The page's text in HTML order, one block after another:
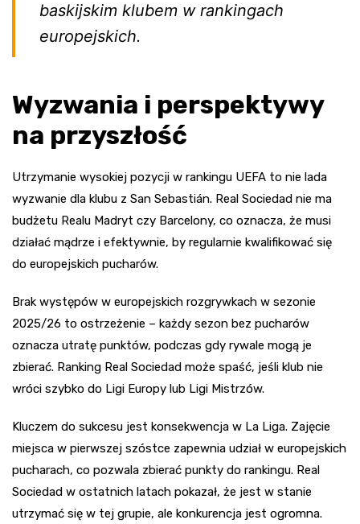
baskijskim klubem w rankingach
europejskich.
Wyzwania i perspektywy
na przyszłość
Utrzymanie wysokiej pozycji w rankingu UEFA to nie lada
wyzwanie dla klubu z San Sebastián. Real Sociedad nie ma
budżetu Realu Madryt czy Barcelony, co oznacza, że musi
działać mądrze i efektywnie, by regularnie kwalifikować się
do europejskich pucharów.
Brak występów w europejskich rozgrywkach w sezonie
2025/26 to ostrzeżenie – każdy sezon bez pucharów
oznacza utratę punktów, podczas gdy rywale mogą je
zbierać. Ranking Real Sociedad może spaść, jeśli klub nie
wróci szybko do Ligi Europy lub Ligi Mistrzów.
Kluczem do sukcesu jest konsekwencja w La Liga. Zajęcie
miejsca w pierwszej szóstce zapewnia udział w europejskich
pucharach, co pozwala zbierać punkty do rankingu. Real
Sociedad w ostatnich latach pokazał, że jest w stanie
utrzymać się w tej grupie, ale konkurencja jest ogromna.